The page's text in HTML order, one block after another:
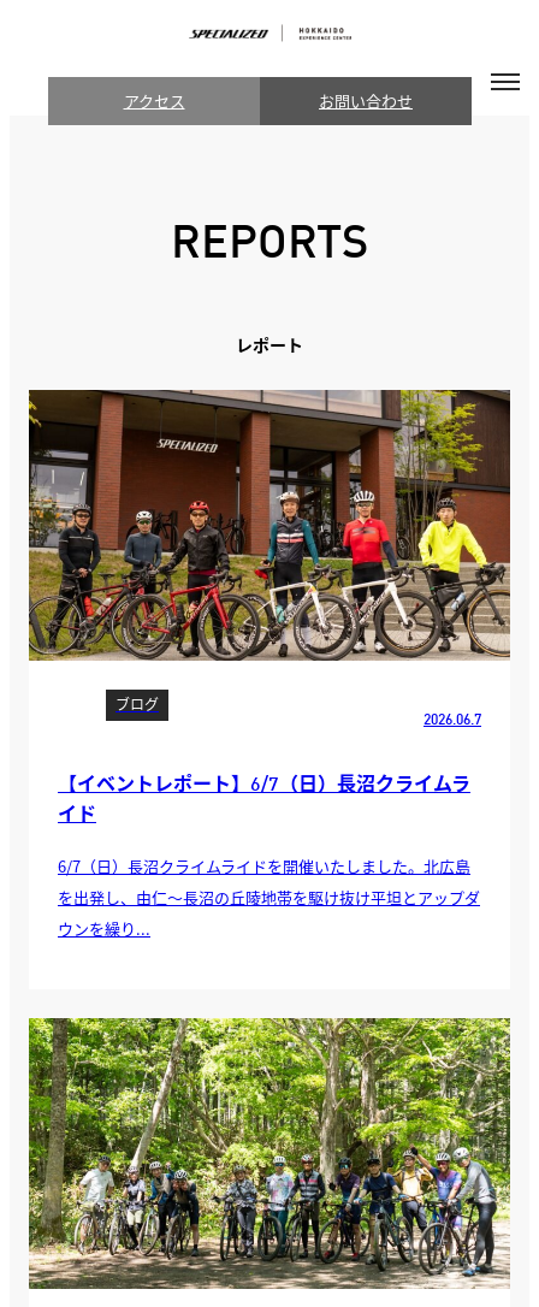
アクセス お問い合わせ
REPORTS
レポート
ブログ
2026.06.7
【イベントレポート】6/7（日）長沼クライムラ
イド
6/7（日）長沼クライムライドを開催いたしました。北広島
を出発し、由仁～長沼の丘陵地帯を駆け抜け平坦とアップダ
ウンを繰り...